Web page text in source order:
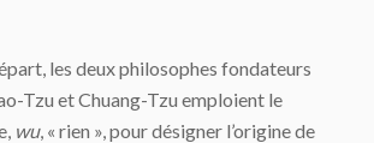
les deux philosophes fondateurs
Tzu et Chuang-Tzu emploient le
wu, « rien », pour désigner l’origine de